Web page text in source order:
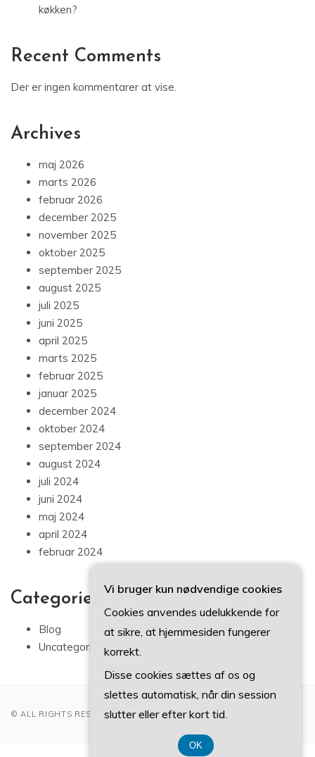
køkken?
Recent Comments
Der er ingen kommentarer at vise.
Archives
maj 2026
marts 2026
februar 2026
december 2025
november 2025
oktober 2025
september 2025
august 2025
juli 2025
juni 2025
april 2025
marts 2025
februar 2025
januar 2025
december 2024
oktober 2024
september 2024
august 2024
juli 2024
juni 2024
maj 2024
april 2024
februar 2024
Categories
Blog
Uncategorized
© ALL RIGHTS RESERVED 2022
Vi bruger kun nødvendige cookies
Cookies anvendes udelukkende for
at sikre, at hjemmesiden fungerer
korrekt.
Disse cookies sættes af os og
slettes automatisk, når din session
slutter eller efter kort tid.
OK